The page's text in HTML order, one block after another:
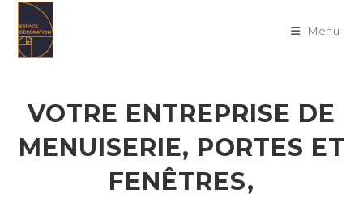
content
Menu
VOTRE ENTREPRISE DE
MENUISERIE, PORTES ET
FENÊTRES,